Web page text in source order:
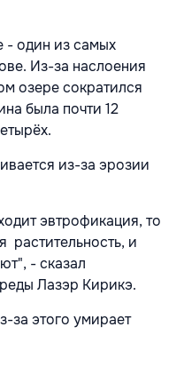
- один из самых
Из-за наслоения
озере сократился
была почти 12
из-за эрозии
эвтрофикация, то
растительность, и
- сказал
Лазэр Кирикэ.
за этого умирает